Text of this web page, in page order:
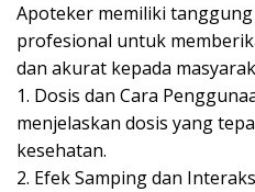
Apoteker memiliki
profesional untuk
dan akurat kepada
1. Dosis dan Cara
menjelaskan dosis yang
kesehatan.
2. Efek Samping dan